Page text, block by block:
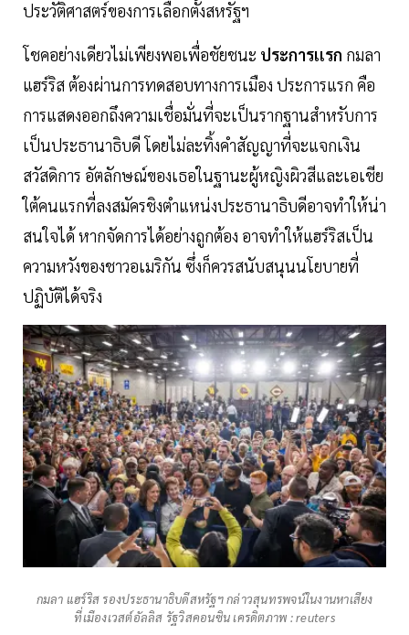
ประวัติศาสตร์ของการเลือกตั้งสหรัฐฯ
โชคอย่างเดียวไม่เพียงพอเพื่อชัยชนะ ประการเเรก กมลา
แฮร์ริส ต้องผ่านการทดสอบทางการเมือง ประการแรก คือ
การแสดงออกถึงความเชื่อมั่นที่จะเป็นรากฐานสำหรับการ
เป็นประธานาธิบดี โดยไม่ละทิ้งคำสัญญาที่จะแจกเงิน
สวัสดิการ อัตลักษณ์ของเธอในฐานะผู้หญิงผิวสีและเอเชีย
ใต้คนแรกที่ลงสมัครชิงตำแหน่งประธานาธิบดีอาจทำให้น่า
สนใจได้ หากจัดการได้อย่างถูกต้อง อาจทำให้แฮร์ริสเป็น
ความหวังของชาวอเมริกัน ซึ่งก็ควรสนับสนุนนโยบายที่
ปฏิบัติได้จริง
กมลา แฮร์ริส รองประธานาธิบดีสหรัฐฯ กล่าวสุนทรพจน์ในงานหาเสียง
ที่เมืองเวสต์อัลลิส รัฐวิสคอนซิน เครดิตภาพ : reuters